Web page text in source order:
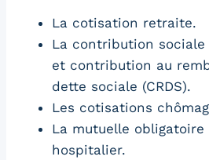
La cotisation retraite.
La contribution sociale
et contribution au
dette sociale (CRDS).
Les cotisations
La mutuelle obligatoire
hospitalier.